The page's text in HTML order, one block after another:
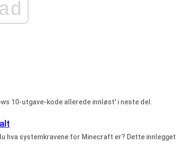
ad
10-utgave-kode allerede innløst' i neste del.
hva systemkravene for Minecraft er? Dette innlegget